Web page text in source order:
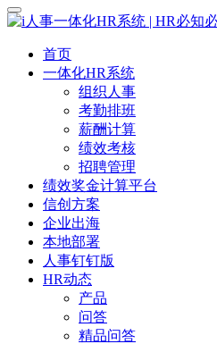
首页
一体化HR系统
组织人事
考勤排班
薪酬计算
绩效考核
招聘管理
绩效奖金计算平台
信创方案
企业出海
本地部署
人事钉钉版
HR动态
产品
问答
精品问答